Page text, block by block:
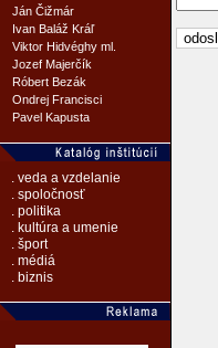
Ján Čižmár
Ivan Baláž Kráľ
Viktor Hidvéghy ml.
Jozef Majerčík
Róbert Bezák
Ondrej Francisci
Pavel Kapusta
. veda a vzdelanie
. spoločnosť
. politika
. kultúra a umenie
. šport
. médiá
. biznis